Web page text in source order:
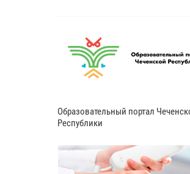
Образовательный портал
Республики